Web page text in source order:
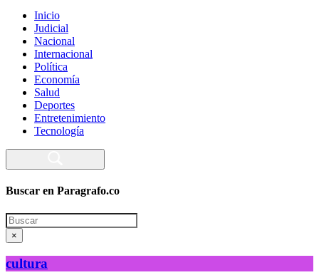
Inicio
Judicial
Nacional
Internacional
Política
Economía
Salud
Deportes
Entretenimiento
Tecnología
Buscar en Paragrafo.co
Search
×
cultura